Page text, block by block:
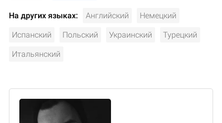
На других языках: Английский Немецкий
Испанский Польский Украинский Турецкий
Итальянский